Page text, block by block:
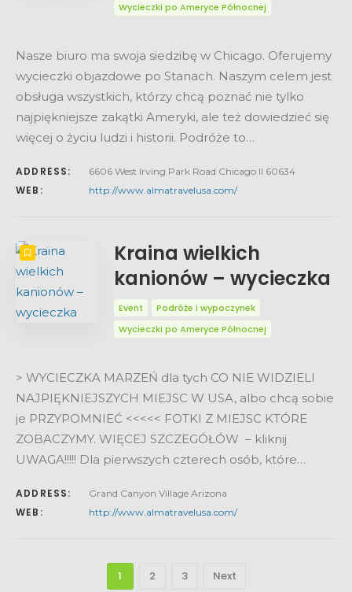
Wycieczki po Ameryce Północnej
Nasze biuro ma swoja siedzibę w Chicago. Oferujemy
wycieczki objazdowe po Stanach. Naszym celem jest
obsługa wszystkich, którzy chcą poznać nie tylko
najpiękniejsze zakątki Ameryki, ale też dowiedzieć się
więcej o życiu ludzi i historii. Podróże to…
ADDRESS: 6606 West Irving Park Road Chicago Il 60634
WEB: http://www.almatravelusa.com/
Kraina wielkich
kanionów – wycieczka
Event
Podróże i wypoczynek
Wycieczki po Ameryce Północnej
> WYCIECZKA MARZEŃ dla tych CO NIE WIDZIELI
NAJPIĘKNIEJSZYCH MIEJSC W USA, albo chcą sobie
je PRZYPOMNIEĆ <<<<< FOTKI Z MIEJSC KTÓRE
ZOBACZYMY. WIĘCEJ SZCZEGÓŁÓW – kliknij
UWAGA!!!!! Dla pierwszych czterech osób, które…
ADDRESS: Grand Canyon Village Arizona
WEB: http://www.almatravelusa.com/
1 2 3 Next